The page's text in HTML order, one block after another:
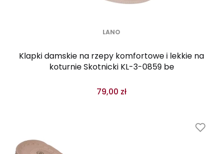
LANO
Klapki damskie na rzepy komfortowe i lekkie na
koturnie Skotnicki KL-3-0859 be
79,00 zł